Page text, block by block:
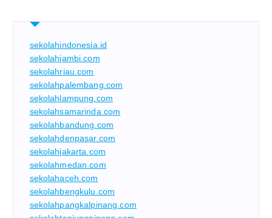
sekolahindonesia.id
sekolahjambi.com
sekolahriau.com
sekolahpalembang.com
sekolahlampung.com
sekolahsamarinda.com
sekolahbandung.com
sekolahdenpasar.com
sekolahjakarta.com
sekolahmedan.com
sekolahaceh.com
sekolahbengkulu.com
sekolahpangkalpinang.com